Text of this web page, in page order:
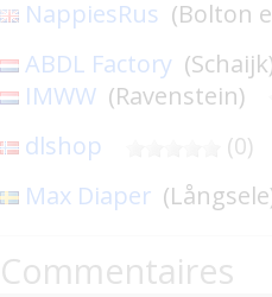
NappiesRus (Bolton
ABDL Factory
IMWW (Ravenstein)
dlshop (0)
Max Diaper
Diaper Connoisseur
Commentaires